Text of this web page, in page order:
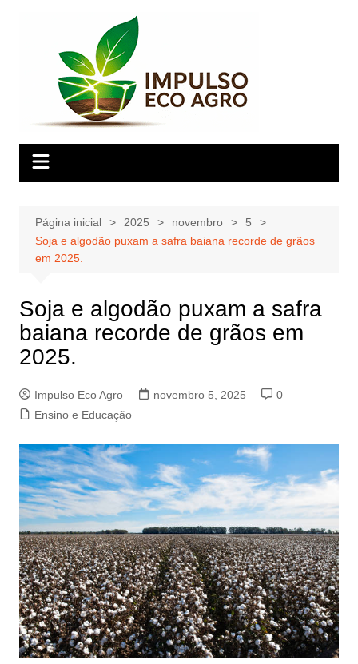
Página inicial 2025 novembro
5
Soja e algodão puxam a safra baiana recorde de grãos
em 2025.
Soja e algodão puxam a safra
baiana recorde de grãos em
2025.
Impulso Eco Agro novembro 5, 2025
0
Ensino e Educação